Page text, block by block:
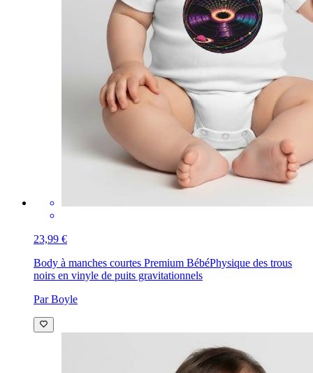
23,99 €
Body à manches courtes Premium BébéPhysique des trous
noirs en vinyle de puits gravitationnels
Par Boyle